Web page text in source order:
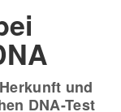
und
DNA-Test